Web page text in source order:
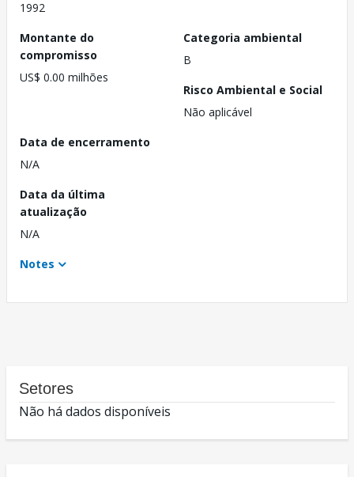
1992
Montante do
compromisso
US$ 0.00 milhões
Categoria ambiental
B
Risco Ambiental e Social
Não aplicável
Data de encerramento
N/A
Data da última
atualização
N/A
Notes
Setores
Não há dados disponíveis